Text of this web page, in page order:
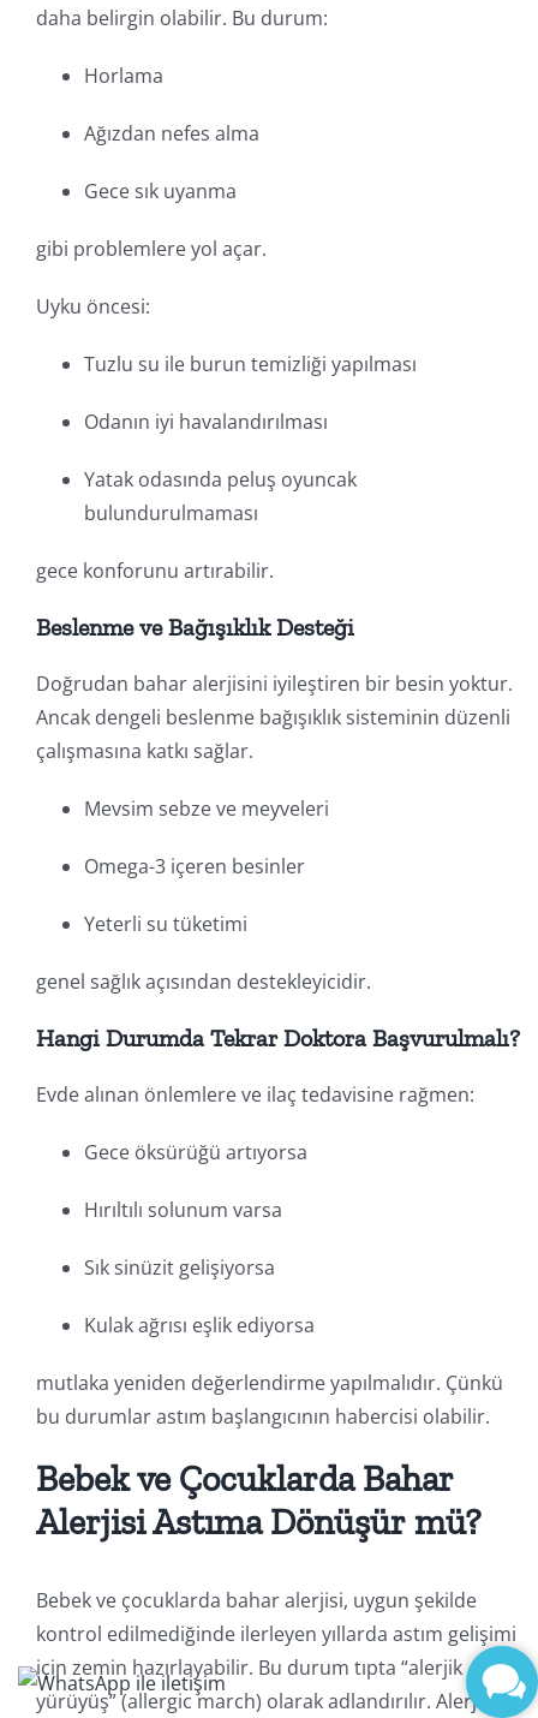
daha belirgin olabilir. Bu durum:
Horlama
Ağızdan nefes alma
Gece sık uyanma
gibi problemlere yol açar.
Uyku öncesi:
Tuzlu su ile burun temizliği yapılması
Odanın iyi havalandırılması
Yatak odasında peluş oyuncak
bulundurulmaması
gece konforunu artırabilir.
Beslenme ve Bağışıklık Desteği
Doğrudan bahar alerjisini iyileştiren bir besin yoktur.
Ancak dengeli beslenme bağışıklık sisteminin düzenli
çalışmasına katkı sağlar.
Mevsim sebze ve meyveleri
Omega-3 içeren besinler
Yeterli su tüketimi
genel sağlık açısından destekleyicidir.
Hangi Durumda Tekrar Doktora Başvurulmalı?
Evde alınan önlemlere ve ilaç tedavisine rağmen:
Gece öksürüğü artıyorsa
Hırıltılı solunum varsa
Sık sinüzit gelişiyorsa
Kulak ağrısı eşlik ediyorsa
mutlaka yeniden değerlendirme yapılmalıdır. Çünkü
bu durumlar astım başlangıcının habercisi olabilir.
Bebek ve Çocuklarda Bahar
Alerjisi Astıma Dönüşür mü?
Bebek ve çocuklarda bahar alerjisi, uygun şekilde
kontrol edilmediğinde ilerleyen yıllarda astım gelişimi
için zemin hazırlayabilir. Bu durum tıpta “alerjik
yürüyüş” (allergic march) olarak adlandırılır. Alerjik